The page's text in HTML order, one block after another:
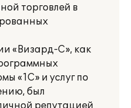
торговлей в
«Визард-С», как
«1С» и услуг по
был
репутацией